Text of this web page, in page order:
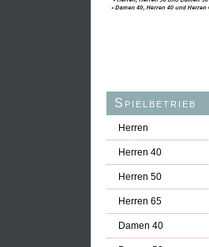
Spielbetrieb
Herren
Herren 40
Herren 50
Herren 65
Damen 40